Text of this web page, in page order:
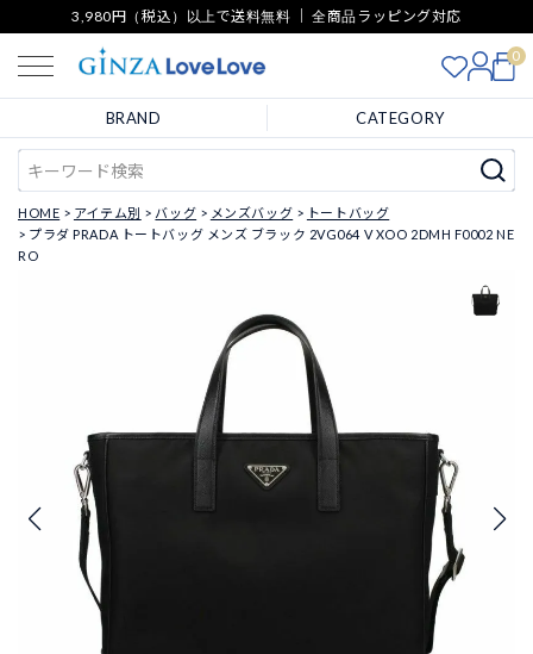
3,980円（税込）以上で送料無料 ｜ 全商品ラッピング対応
0
BRAND CATEGORY
HOME アイテム別 バッグ メンズバッグ
トートバッグ
プラダ PRADA トートバッグ メンズ ブラック 2VG064 V XOO 2DMH F0002 NE
RO